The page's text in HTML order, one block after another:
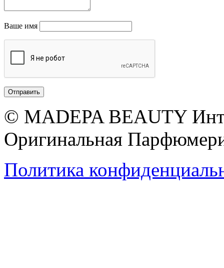
Ваше имя
© MADEPA BEAUTY
Оригинальная
Политика